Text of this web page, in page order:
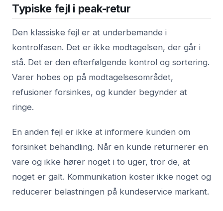
Typiske fejl i peak-retur
Den klassiske fejl er at underbemande i
kontrolfasen. Det er ikke modtagelsen, der går i
stå. Det er den efterfølgende kontrol og sortering.
Varer hobes op på modtagelsesområdet,
refusioner forsinkes, og kunder begynder at
ringe.
En anden fejl er ikke at informere kunden om
forsinket behandling. Når en kunde returnerer en
vare og ikke hører noget i to uger, tror de, at
noget er galt. Kommunikation koster ikke noget og
reducerer belastningen på kundeservice markant.